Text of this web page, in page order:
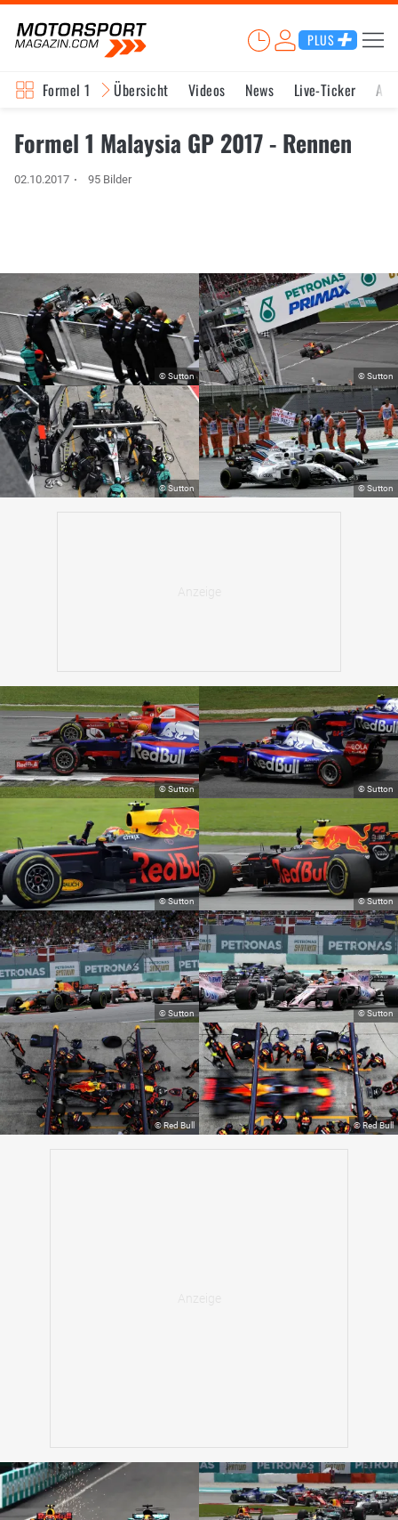
PLUS
Formel 1 Übersicht Videos News Live-Ticker
Formel 1 Malaysia GP 2017 - Rennen
02.10.2017 95 Bilder